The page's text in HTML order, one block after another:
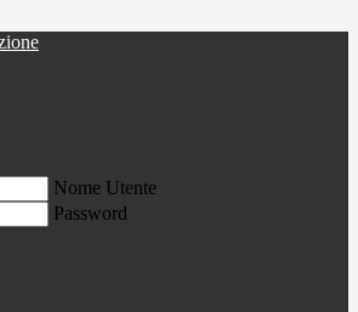
Nome Utente
Password